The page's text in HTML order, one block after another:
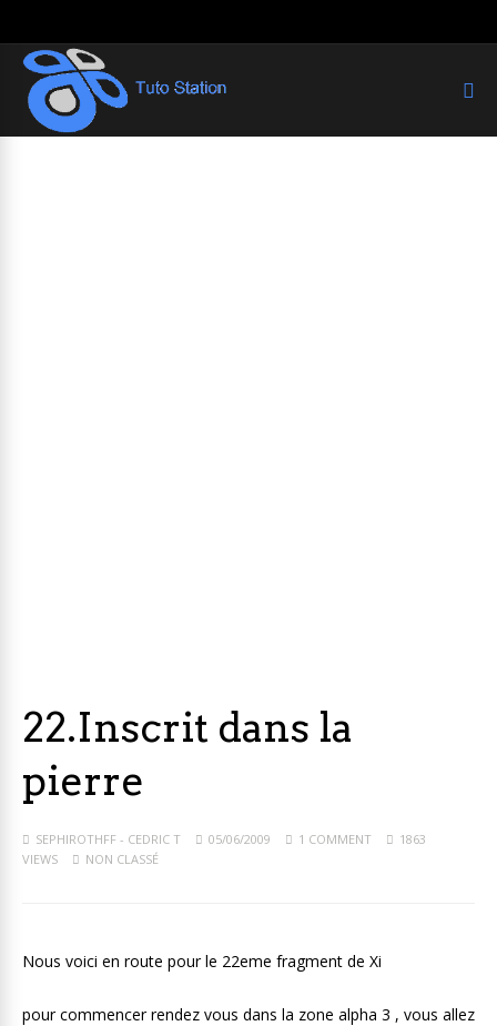
22.Inscrit dans la
pierre
SEPHIROTHFF - CEDRIC T 05/06/2009 1 COMMENT
1863
VIEWS
NON CLASSÉ
Nous voici en route pour le 22eme fragment de Xi
pour commencer rendez vous dans la zone alpha 3 , vous allez